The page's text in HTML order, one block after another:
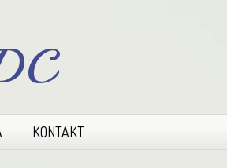
KONTAKT